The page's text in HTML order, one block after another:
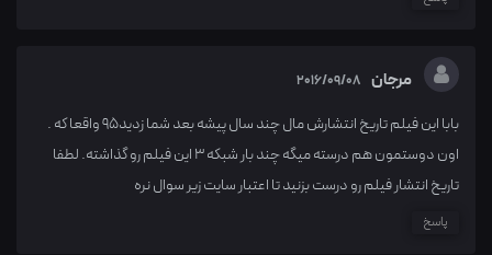
مرجان 2016/09/08
بابا این فیلم تاریخ انتشارش مال چند سال پیشه بعد شما زدید۹۵ واقعا که .
اون دوستمون هم درسته میگه چند بار شبکه ۳ این فیلم رو گذاشته. لطفا
تاریخ انتشار فیلم رو درست بزنید تا اعتبار سایت زیر سوال نره
پاسخ